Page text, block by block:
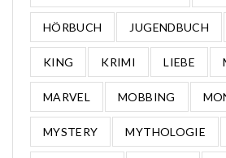
HÖRBUCH JUGENDBUCH
KING KRIMI LIEBE
MARVEL MOBBING
MYSTERY MYTHOLOGIE